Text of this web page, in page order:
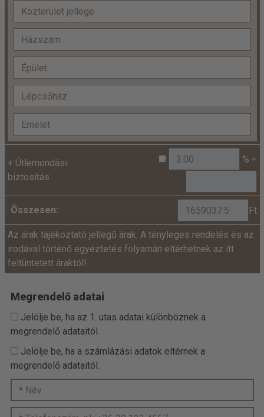
+ Útlemondási
biztosítás
% =
Összesen: Ft
Az árak tájékoztató jellegű árak. A tényleges rendelés és az
irodával történő egyeztetés folyamán eltérhetnek az itt
feltüntetett áraktól!
Megrendelő adatai
Jelölje be, ha az 1. utas adatai különböznek a
megrendelő adataitól.
Jelölje be, ha a számlázási adatok eltérnek a
megrendelő adataitól.